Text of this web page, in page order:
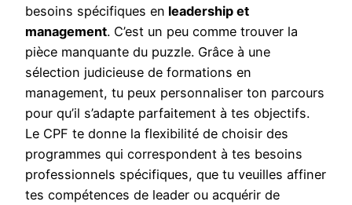
besoins spécifiques en leadership et
management. C’est un peu comme trouver la
pièce manquante du puzzle. Grâce à une
sélection judicieuse de formations en
management, tu peux personnaliser ton parcours
pour qu’il s’adapte parfaitement à tes objectifs.
Le CPF te donne la flexibilité de choisir des
programmes qui correspondent à tes besoins
professionnels spécifiques, que tu veuilles affiner
tes compétences de leader ou acquérir de